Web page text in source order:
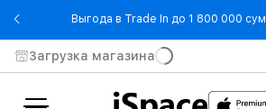
Выгода в Trade In до 1 800 000 сум
Загрузка магазина
Доступность